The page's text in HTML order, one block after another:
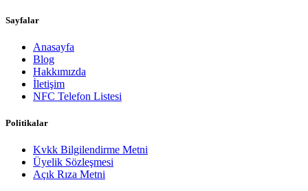
Sayfalar
Anasayfa
Blog
Hakkımızda
İletişim
NFC Telefon Listesi
Politikalar
Kvkk Bilgilendirme Metni
Üyelik Sözleşmesi
Açık Rıza Metni